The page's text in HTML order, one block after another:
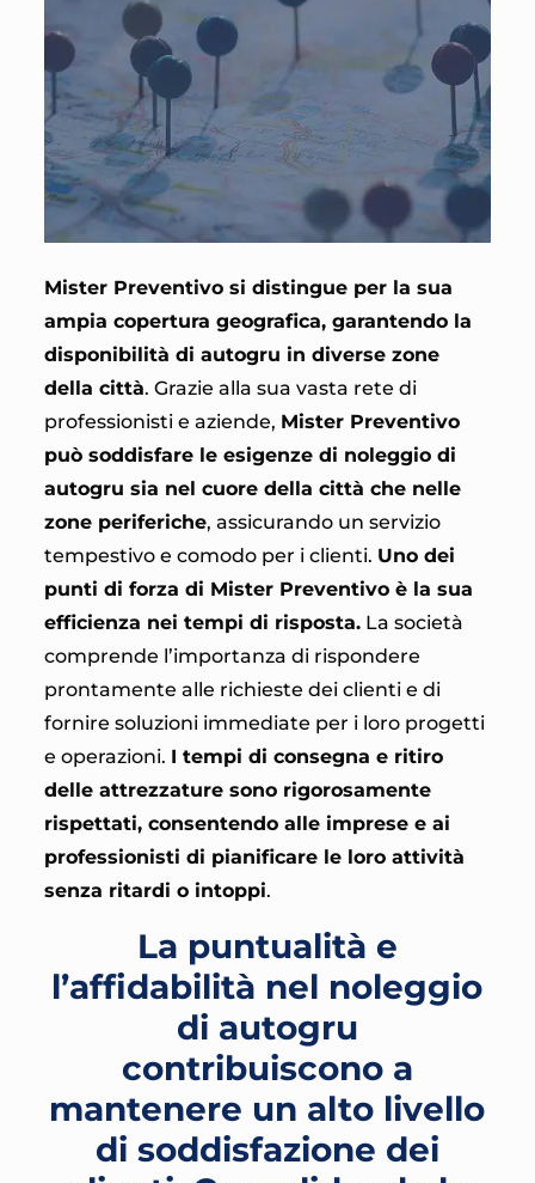
Mister Preventivo si distingue per la sua
ampia copertura geografica, garantendo la
disponibilità di autogru in diverse zone
della città. Grazie alla sua vasta rete di
professionisti e aziende, Mister Preventivo
può soddisfare le esigenze di noleggio di
autogru sia nel cuore della città che nelle
zone periferiche, assicurando un servizio
tempestivo e comodo per i clienti. Uno dei
punti di forza di Mister Preventivo è la sua
efficienza nei tempi di risposta.La società
comprende l’importanza di rispondere
prontamente alle richieste dei clienti e di
fornire soluzioni immediate per i loro progetti
e operazioni. I tempi di consegna e ritiro
delle attrezzature sono rigorosamente
rispettati, consentendo alle imprese e ai
professionisti di pianificare le loro attività
senza ritardi o intoppi.
La puntualità e
l’affidabilità nel noleggio
di autogru
contribuiscono a
mantenere un alto livello
di soddisfazione dei